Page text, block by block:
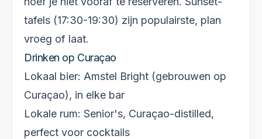
tafels (17:30-19:30) zijn populairste, plan
vroeg of laat.
Drinken op Curaçao
Lokaal bier: Amstel Bright (gebrouwen op
Curaçao), in elke bar
Lokale rum: Senior's, Curaçao-distilled,
perfect voor cocktails